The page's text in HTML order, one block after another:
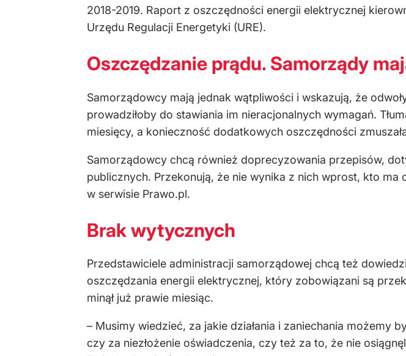
2018-2019. Raport z oszczędności energii elektrycznej
Urzędu Regulacji Energetyki (URE).
Oszczędzanie prądu. Samorządy
Samorządowcy mają jednak wątpliwości i wskazują, że
prowadziłoby do stawiania im nieracjonalnych wymagań.
miesięcy, a konieczność dodatkowych oszczędności
Samorządowcy chcą również doprecyzowania przepisów,
publicznych. Przekonują, że nie wynika z nich wprost, kto
w serwisie Prawo.pl.
Brak wytycznych
Przedstawiciele administracji samorządowej chcą też
oszczędzania energii elektrycznej, który zobowiązani są
minął już prawie miesiąc.
– Musimy wiedzieć, za jakie działania i zaniechania możemy
czy za niezłożenie oświadczenia, czy też za to, że nie